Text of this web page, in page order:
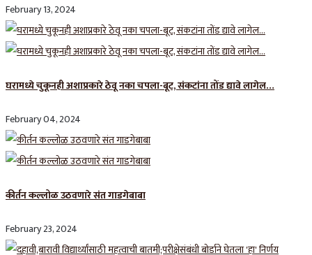
February 13, 2024
घरामध्ये चुकूनही अशाप्रकारे ठेवू नका चपला-बूट, संकटांना तोंड द्यावे लागेल…
February 04, 2024
कीर्तन कल्लोळ उठवणारे संत गाडगेबाबा
February 23, 2024